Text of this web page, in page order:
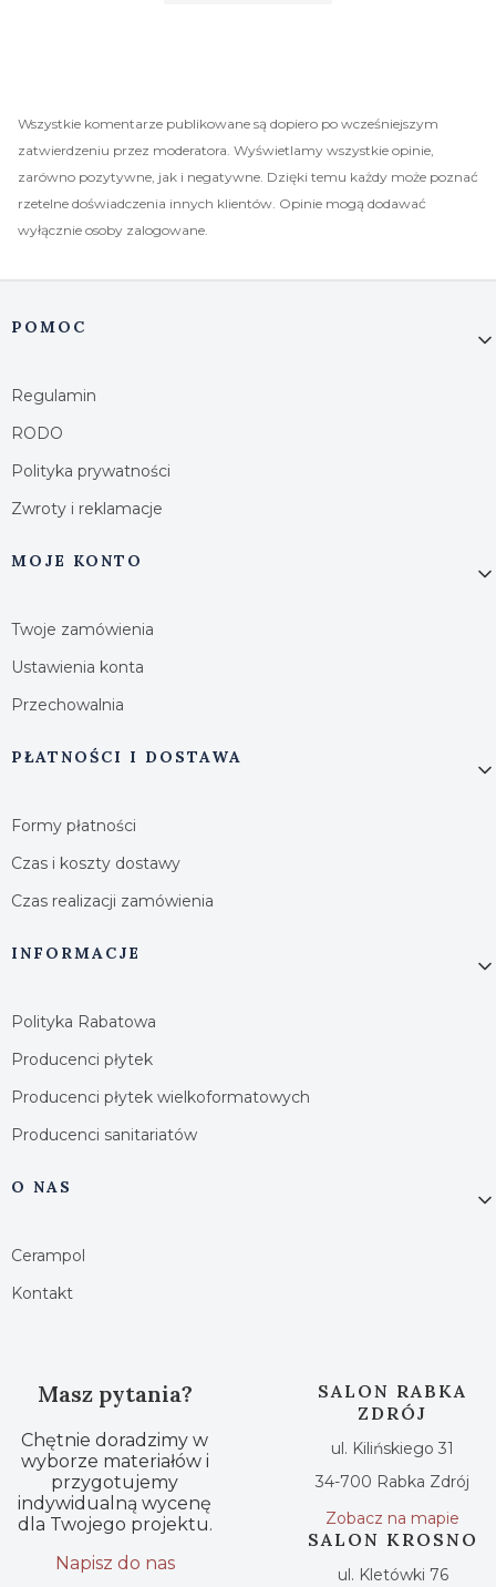
Wszystkie komentarze publikowane są dopiero po wcześniejszym
zatwierdzeniu przez moderatora. Wyświetlamy wszystkie opinie,
zarówno pozytywne, jak i negatywne. Dzięki temu każdy może poznać
rzetelne doświadczenia innych klientów. Opinie mogą dodawać
wyłącznie osoby zalogowane.
Linki w stopce
POMOC
Regulamin
RODO
Polityka prywatności
Zwroty i reklamacje
MOJE KONTO
Twoje zamówienia
Ustawienia konta
Przechowalnia
PŁATNOŚCI I DOSTAWA
Formy płatności
Czas i koszty dostawy
Czas realizacji zamówienia
INFORMACJE
Polityka Rabatowa
Producenci płytek
Producenci płytek wielkoformatowych
Producenci sanitariatów
O NAS
Cerampol
Kontakt
Masz pytania?
Chętnie doradzimy w
wyborze materiałów i
przygotujemy
indywidualną wycenę
dla Twojego projektu.
Napisz do nas
SALON RABKA
ZDRÓJ
ul. Kilińskiego 31
34-700 Rabka Zdrój
Zobacz na mapie
SALON KROSNO
ul. Kletówki 76